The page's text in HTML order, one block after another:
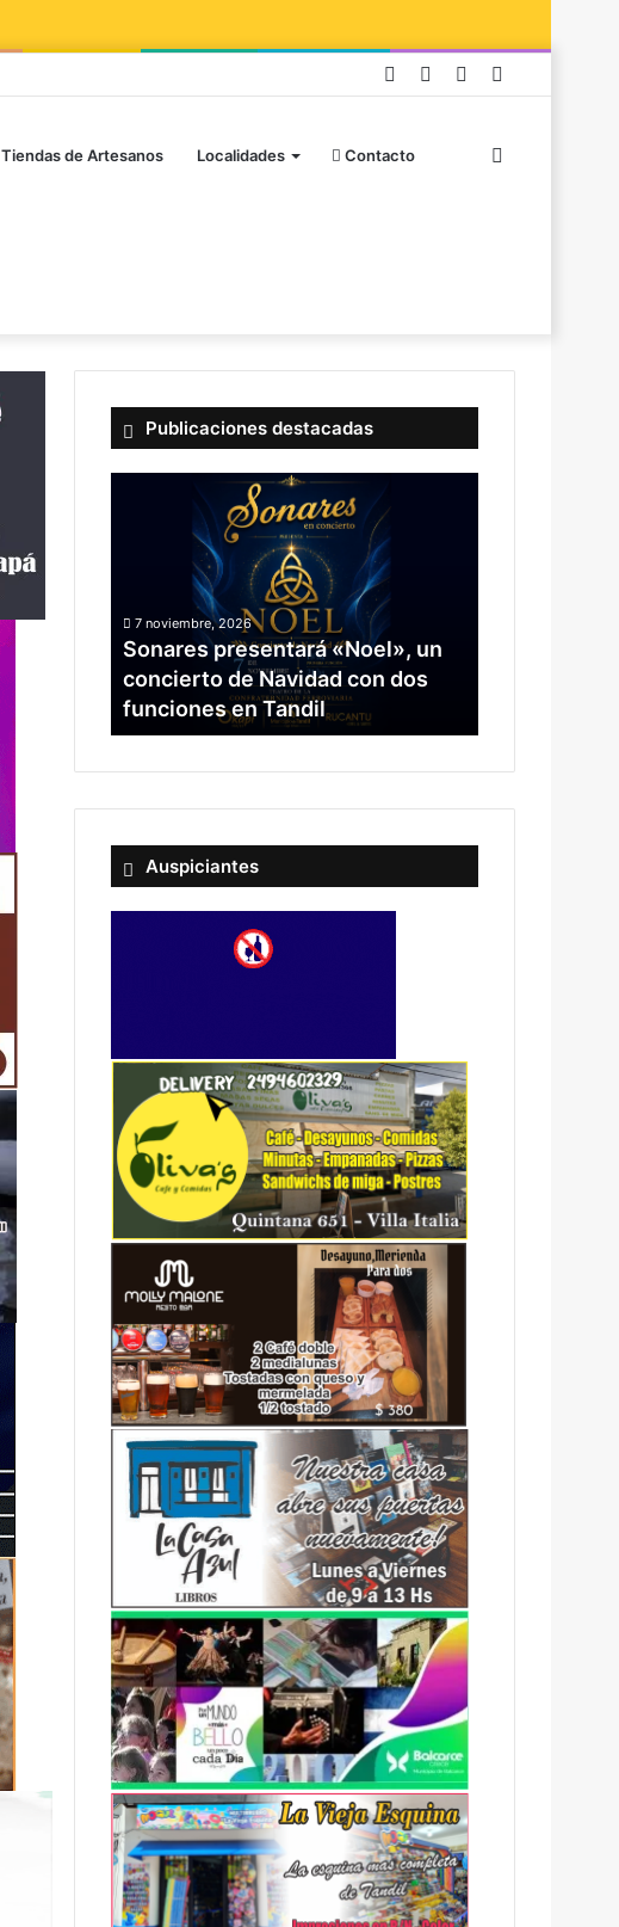
Tiendas de Artesanos Localidades Contacto
Publicaciones destacadas
7 noviembre, 2026
Sonares presentará «Noel», un
concierto de Navidad con dos
funciones en Tandil
Auspiciantes